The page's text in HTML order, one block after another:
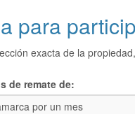
para
exacta de la
de remate de:
por un mes